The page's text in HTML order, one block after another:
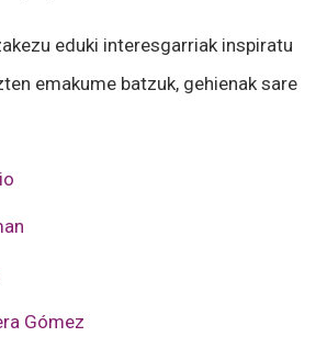
eduki interesgarriak inspiratu
emakume batzuk, gehienak sare
Gómez